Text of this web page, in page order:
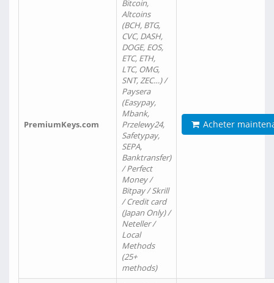
PremiumKeys.com
Bitcoin,
Altcoins
(BCH, BTG,
CVC, DASH,
DOGE, EOS,
ETC, ETH,
LTC, OMG,
SNT, ZEC…) /
Paysera
(Easypay,
Mbank,
Przelewy24,
Safetypay,
SEPA,
Banktransfer)
/ Perfect
Money /
Bitpay / Skrill
/ Credit card
(Japan Only) /
Neteller /
Local
Methods
(25+
methods)
Acheter